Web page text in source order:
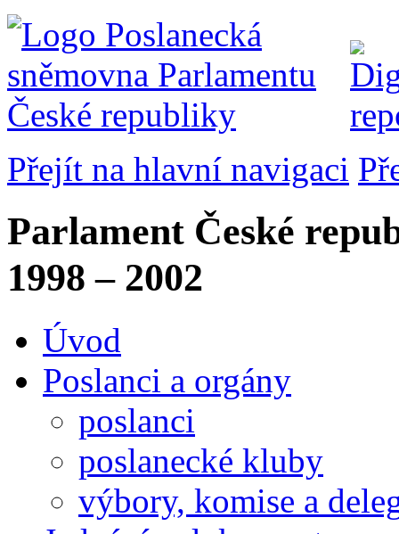
Přejít na hlavní navigaci
Parlament České
1998 – 2002
Úvod
Poslanci a orgány
poslanci
poslanecké kluby
výbory, komise a